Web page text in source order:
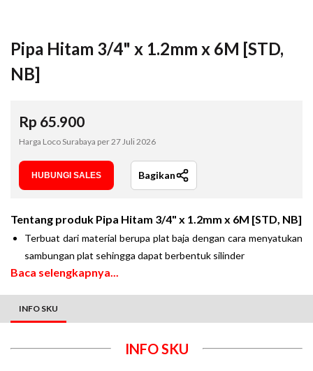
Pipa Hitam 3/4" x 1.2mm x 6M [STD,
NB]
Rp 65.900
Harga Loco Surabaya per27 Juli 2026
HUBUNGI SALES Bagikan
Tentang produk Pipa Hitam 3/4" x 1.2mm x 6M [STD, NB]
Terbuat dari material berupa plat baja dengan cara menyatukan
sambungan plat sehingga dapat berbentuk silinder
Baca selengkapnya...
INFO SKU
INFO SKU